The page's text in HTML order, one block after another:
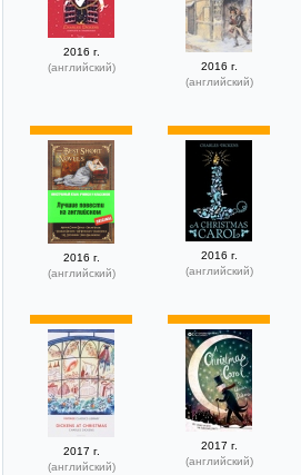
2016 г.
(английский)
2016 г.
(английский)
2016 г.
(английский)
2016 г.
(английский)
2017 г.
(английский)
2017 г.
(английский)